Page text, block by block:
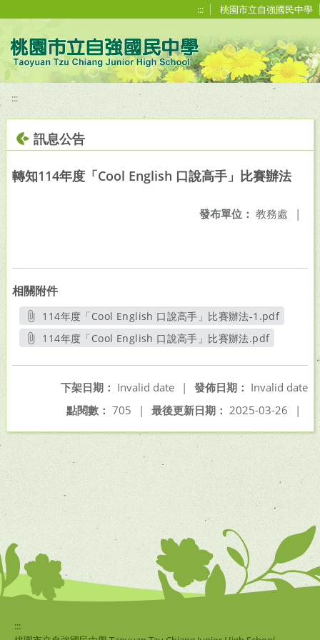
::: 桃園市立自強國民中學
:::
訊息公告
轉知114年度「Cool English 口說高手」比賽辦法
發布單位： 教務處 |
相關附件
114年度「Cool English 口說高手」比賽辦法-1.pdf
另開新視窗
114年度「Cool English 口說高手」比賽辦法.pdf
發佈日期： Invalid date
下架日期： Invalid date
|
最後更新日期： 2025-03-26 |
點閱數： 705 |
:::